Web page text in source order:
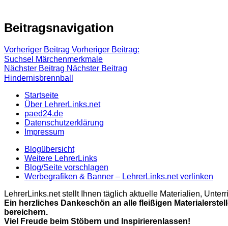
Beitragsnavigation
Vorheriger Beitrag Vorheriger Beitrag:
Suchsel Märchenmerkmale
Nächster Beitrag Nächster Beitrag
Hindernisbrennball
Startseite
Über LehrerLinks.net
paed24.de
Datenschutzerklärung
Impressum
Blogübersicht
Weitere LehrerLinks
Blog/Seite vorschlagen
Werbegrafiken & Banner – LehrerLinks.net verlinken
LehrerLinks.net stellt Ihnen täglich aktuelle Materialien,
Ein herzliches Dankeschön an alle fleißigen
bereichern.
Viel Freude beim Stöbern und Inspirierenlassen!